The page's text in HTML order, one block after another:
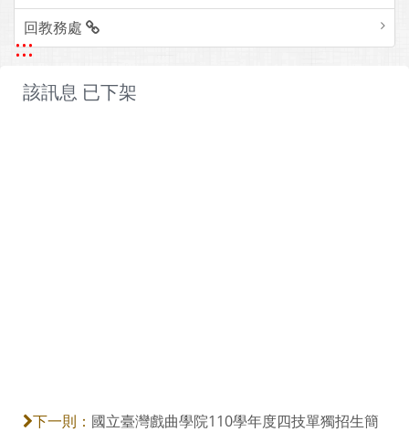
回教務處
:::
該訊息 已下架
下一則： 國立臺灣戲曲學院110學年度四技單獨招生簡